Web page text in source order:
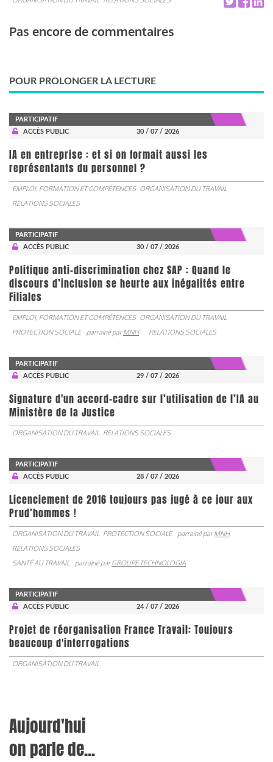
Pas encore de commentaires
POUR PROLONGER LA LECTURE
PARTICIPATIF
ACCÈS PUBLIC
30 / 07 / 2026
IA en entreprise : et si on formait aussi les
représentants du personnel ?
EMPLOI, FORMATION ET COMPÉTENCES ORGANISATION DU TRAVAIL
RELATIONS SOCIALES
PARTICIPATIF
ACCÈS PUBLIC
30 / 07 / 2026
Politique anti-discrimination chez SAP : Quand le
discours d’inclusion se heurte aux inégalités entre
Filiales
EMPLOI, FORMATION ET COMPÉTENCES ORGANISATION DU TRAVAIL
PROTECTION SOCIALE
parrainé parMNH RELATIONS SOCIALES
PARTICIPATIF
ACCÈS PUBLIC
29 / 07 / 2026
Signature d'un accord-cadre sur l’utilisation de l’IA au
Ministère de la Justice
ORGANISATION DU TRAVAIL RELATIONS SOCIALES
PARTICIPATIF
ACCÈS PUBLIC
28 / 07 / 2026
Licenciement de 2016 toujours pas jugé à ce jour aux
Prud’hommes !
ORGANISATION DU TRAVAIL PROTECTION SOCIALE parrainé parMNH
RELATIONS SOCIALES
SANTÉ AU TRAVAIL
parrainé parGROUPE TECHNOLOGIA
PARTICIPATIF
ACCÈS PUBLIC
24 / 07 / 2026
Projet de réorganisation France Travail: Toujours
beaucoup d'interrogations
ORGANISATION DU TRAVAIL
Aujourd'hui
on parle de...